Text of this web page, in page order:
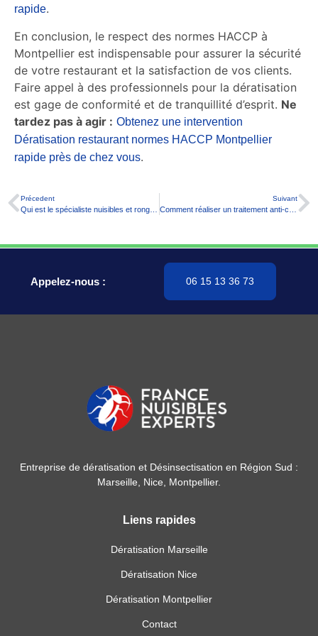
rapide.
En conclusion, le respect des normes HACCP à
Montpellier est indispensable pour assurer la sécurité
de votre restaurant et la satisfaction de vos clients.
Faire appel à des professionnels pour la dératisation
est gage de conformité et de tranquillité d’esprit. Ne
tardez pas à agir : Obtenez une intervention
Dératisation restaurant normes HACCP Montpellier
rapide près de chez vous.
Précedent Suivant
Appelez-nous : 06 15 13 36 73
Entreprise de dératisation et Désinsectisation en Région Sud :
Marseille, Nice, Montpellier.
Liens rapides
Dératisation Marseille
Dératisation Nice
Dératisation Montpellier
Contact